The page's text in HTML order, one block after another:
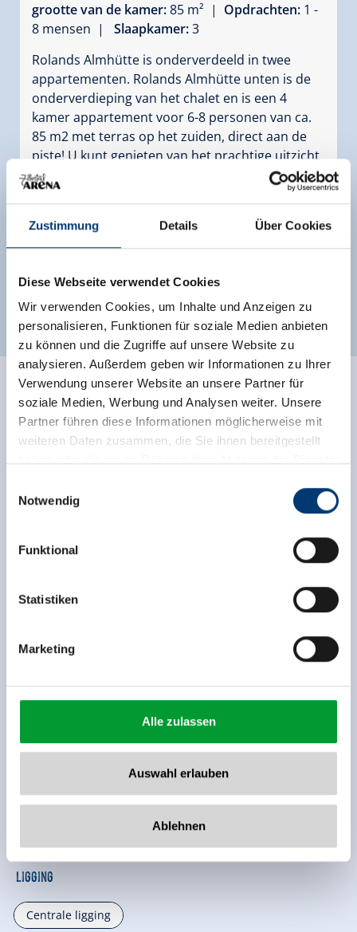
Zustimmung Details Über Cookies
Diese Webseite verwendet Cookies
Wir verwenden Cookies, um Inhalte und Anzeigen zu
personalisieren, Funktionen für soziale Medien anbieten
zu können und die Zugriffe auf unsere Website zu
analysieren. Außerdem geben wir Informationen zu Ihrer
Verwendung unserer Website an unsere Partner für
soziale Medien, Werbung und Analysen weiter. Unsere
Partner führen diese Informationen möglicherweise mit
weiteren Daten zusammen, die Sie ihnen bereitgestellt
Rohr 23// A-6280 Zell am Ziller
www.zillertalarena.com
Notwendig
Funktional
Statistiken
Marketing
Alle zulassen
Auswahl erlauben
Ablehnen
grootte van de kamer:85 m² | Opdrachten: 1 -
8 mensen |
Slaapkamer:3
Rolands Almhütte is onderverdeeld in twee
appartementen. Rolands Almhütte unten is de
onderverdieping van het chalet en is een 4
kamer appartement voor 6-8 personen van ca.
85 m2 met terras op het zuiden, direct aan de
piste! U kunt genieten van het prachtige uitzicht
op de Reichenspitzegruppe en de Plattenkogel.
Uitrusting
Beschikbaarheidskalender
Andere kamers en appartementen
Uitrusting van de accommodatie
🗔Sauna
Ligging
Centrale ligging